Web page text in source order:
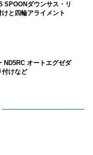
SPOONダウンサス・リ
と四輪アライメント
ND5RC オートエグゼダ
付けなど